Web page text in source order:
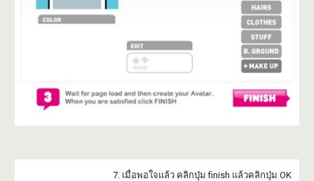
7. เมื่อพอใจแล้ว คลิกปุ่ม finish แล้วคลิกปุ่ม OK